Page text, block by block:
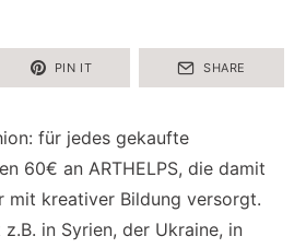
PIN IT SHARE
für jedes gekaufte
60€ an ARTHELPS, die damit
mit kreativer Bildung versorgt.
in Syrien, der Ukraine, in